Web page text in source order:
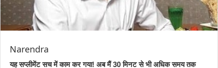
Narendra
यह सप्लीमेंट सच में काम कर गया! अब मैं 30 मिनट से भी अधिक समय तक